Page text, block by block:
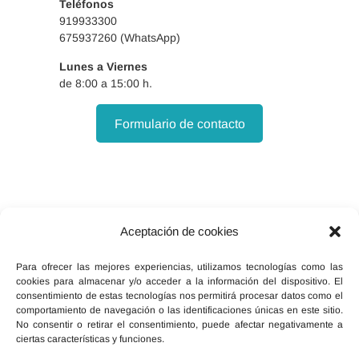
Aceptación de cookies
Para ofrecer las mejores experiencias, utilizamos tecnologías como las
cookies para almacenar y/o acceder a la información del dispositivo. El
consentimiento de estas tecnologías nos permitirá procesar datos como el
comportamiento de navegación o las identificaciones únicas en este sitio.
No consentir o retirar el consentimiento, puede afectar negativamente a
ciertas características y funciones.
de la herida.
7.2.4 Complicaciones.
7.3.1 Definición.
7.3.2 Objetivos.
7.3.3 Cuidados específicos
heridas quirúrgicas en
cirugía otorrinolaringóloga y
oftalmológica (10 horas)
8.1 Traqueotomía.
8.1.1 Definición
Teléfonos
919933300
675937260 (WhatsApp)
Lunes a Viernes
de 8:00 a 15:00 h.
Formulario de contacto
Facebook Instagram